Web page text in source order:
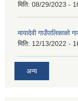
मिति: 08/29/2023 -
मायादेवी
मिति: 12/13/2022 -
अन्य